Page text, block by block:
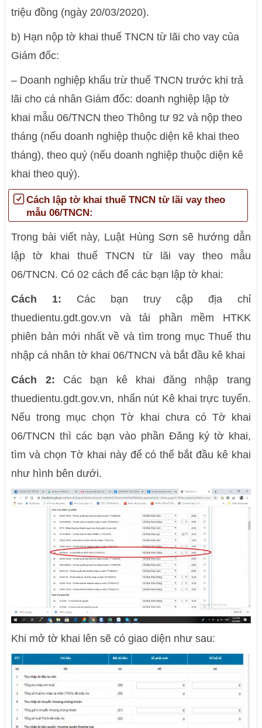
triệu đồng (ngày 20/03/2020).
b) Hạn nộp tờ khai thuế TNCN từ lãi cho vay của
Giám đốc:
– Doanh nghiệp khấu trừ thuế TNCN trước khi trả
lãi cho cá nhân Giám đốc: doanh nghiệp lập tờ
khai mẫu 06/TNCN theo Thông tư 92 và nộp theo
tháng (nếu doanh nghiệp thuộc diện kê khai theo
tháng), theo quý (nếu doanh nghiệp thuộc diện kê
khai theo quý).
Cách lập tờ khai thuế TNCN từ lãi vay theo
mẫu 06/TNCN:
Trong bài viết này, Luật Hùng Sơn sẽ hướng dẫn
lập tờ khai thuế TNCN từ lãi vay theo mẫu
06/TNCN. Có 02 cách để các bạn lập tờ khai:
Cách 1: Các bạn truy cập địa chỉ
thuedientu.gdt.gov.vn và tải phần mềm HTKK
phiên bản mới nhất về và tìm trong mục Thuế thu
nhập cá nhân tờ khai 06/TNCN và bắt đầu kê khai
Cách 2: Các bạn kê khai đăng nhập trang
thuedientu.gdt.gov.vn, nhấn nút Kê khai trực tuyến.
Nếu trong mục chọn Tờ khai chưa có Tờ khai
06/TNCN thì các bạn vào phần Đăng ký tờ khai,
tìm và chọn Tờ khai này để có thể bắt đầu kê khai
như hình bên dưới.
Khi mở tờ khai lên sẽ có giao diện như sau: